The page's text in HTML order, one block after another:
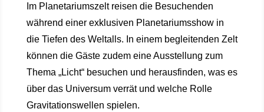
Im Planetariumszelt reisen die Besuchenden
während einer exklusiven Planetariumsshow in
die Tiefen des Weltalls. In einem begleitenden Zelt
können die Gäste zudem eine Ausstellung zum
Thema „Licht“ besuchen und herausfinden, was es
über das Universum verrät und welche Rolle
Gravitationswellen spielen.